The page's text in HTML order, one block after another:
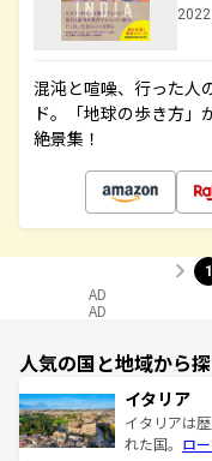
混沌と喧噪、行った人
ド。「地球の歩き方」
絶景集！
1
AD
AD
人気の国と地域から
イタリア
イタリアは
れた国。 ロ